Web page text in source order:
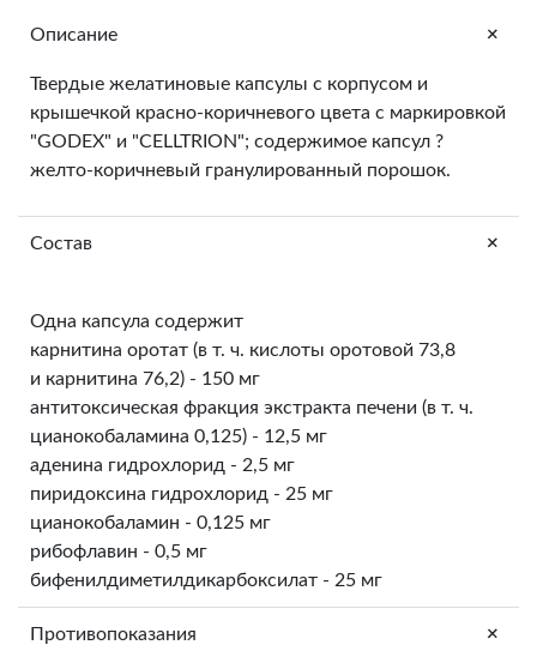
Описание +
Твердые желатиновые капсулы с корпусом и
крышечкой красно-коричневого цвета с маркировкой
"GODEX" и "CELLTRION"; содержимое капсул ?
желто-коричневый гранулированный порошок.
Состав +
Одна капсула содержит
карнитина оротат (в т. ч. кислоты оротовой 73,8
и карнитина 76,2) - 150 мг
антитоксическая фракция экстракта печени (в т. ч.
цианокобаламина 0,125) - 12,5 мг
аденина гидрохлорид - 2,5 мг
пиридоксина гидрохлорид - 25 мг
цианокобаламин - 0,125 мг
рибофлавин - 0,5 мг
бифенилдиметилдикарбоксилат - 25 мг
Противопоказания +